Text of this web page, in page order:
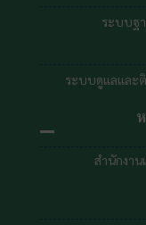
ระบบฐา
ระบบดูแลและ
สำนักงา